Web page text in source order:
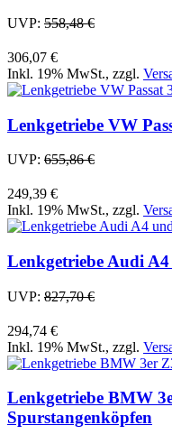
UVP: 558,48 €
306,07 €
Inkl. 19% MwSt., zzgl.
Lenkgetriebe VW
UVP: 655,86 €
249,39 €
Inkl. 19% MwSt., zzgl.
Lenkgetriebe Audi
UVP: 827,70 €
294,74 €
Inkl. 19% MwSt., zzgl.
Lenkgetriebe BMW
Spurstangenköpfen